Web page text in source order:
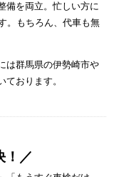
備を両立。忙しい方に
。もちろん、代車も無
は群馬県の伊勢崎市や
おります。
！／